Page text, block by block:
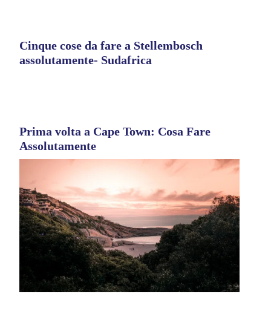
Cinque cose da fare a Stellembosch
assolutamente- Sudafrica
Prima volta a Cape Town: Cosa Fare
Assolutamente